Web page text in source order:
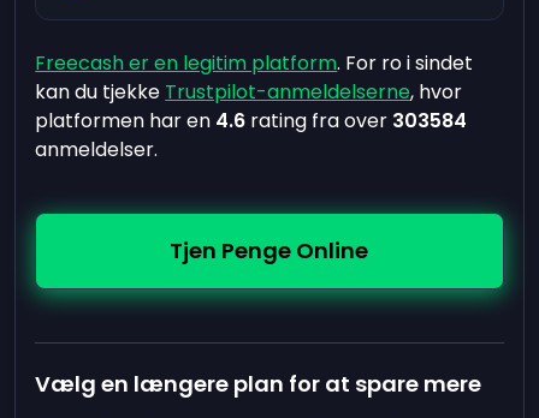
Freecash er en legitim platform. For ro i sindet
kan du tjekke Trustpilot-anmeldelserne, hvor
platformen har en 4.6 rating fra over 303584
anmeldelser.
Tjen Penge Online
Vælg en længere plan for at spare mere